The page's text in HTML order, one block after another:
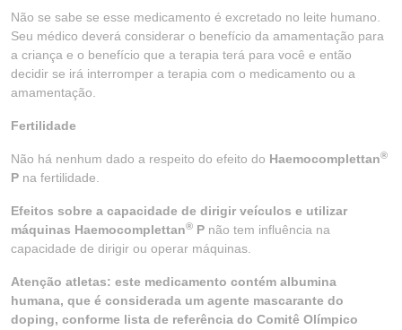
Não se sabe se esse medicamento é excretado no leite humano.
Seu médico deverá considerar o benefício da amamentação para
a criança e o benefício que a terapia terá para você e então
decidir se irá interromper a terapia com o medicamento ou a
amamentação.
Fertilidade
Não há nenhum dado a respeito do efeito do Haemocomplettan®
P na fertilidade.
Efeitos sobre a capacidade de dirigir veículos e utilizar
máquinas Haemocomplettan® P não tem influência na
capacidade de dirigir ou operar máquinas.
Atenção atletas: este medicamento contém albumina
humana, que é considerada um agente mascarante do
doping, conforme lista de referência do Comitê Olímpico